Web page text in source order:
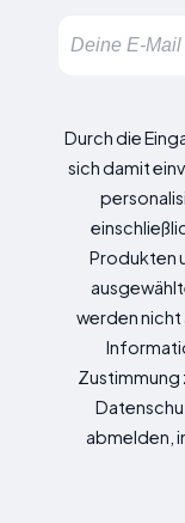
Durch die
sich damit
Produkten
werden
Zustimmung
abmelden,